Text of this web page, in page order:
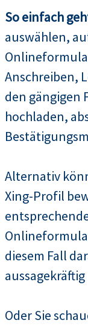
So einfach
auswählen,
Anschreiben,
den gängigen
hochladen,
Alternativ
Xing-Profil
diesem Fall
Oder Sie